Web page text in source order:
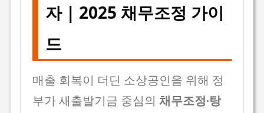
자 | 2025 채무조정 가이
드
매출 회복이 더딘 소상공인을 위해 정
부가 새출발기금 중심의 채무조정·탕